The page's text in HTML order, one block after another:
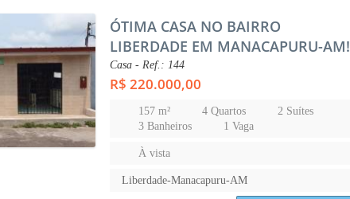
ÓTIMA CASA NO BAIRRO
LIBERDADE EM MANACAPURU-AM!
Casa - Ref.: 144
R$ 220.000,00
157 m² 4 Quartos
2 Suítes
3 Banheiros
1 Vaga
À vista
Liberdade-Manacapuru-AM